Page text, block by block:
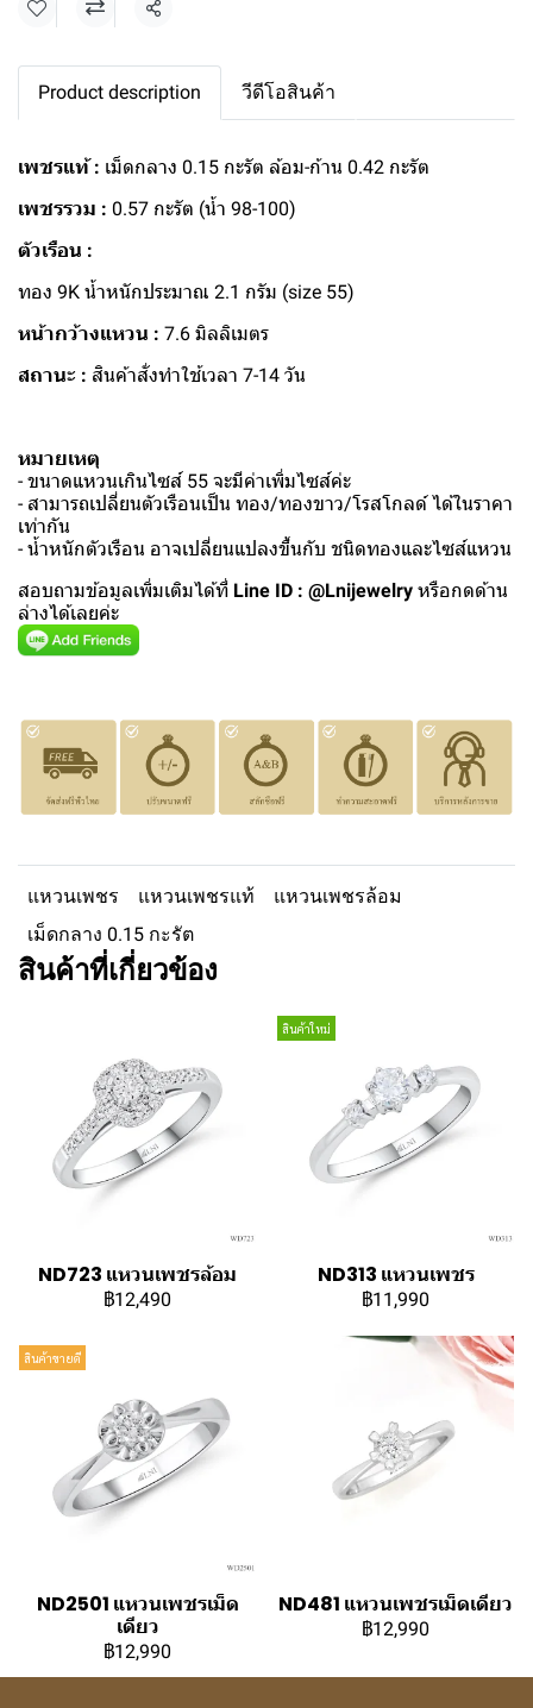
แชร์
Product description วีดีโอสินค้า
เพชรแท้ : เม็ดกลาง 0.15 กะรัต ล้อม-ก้าน 0.42 กะรัต
เพชรรวม : 0.57 กะรัต (น้ำ 98-100)
ตัวเรือน :
ทอง 9K น้ำหนักประมาณ 2.1 กรัม (size 55)
หน้ากว้างแหวน : 7.6 มิลลิเมตร
สถานะ : สินค้าสั่งทำใช้เวลา 7-14 วัน
หมายเหตุ
- ขนาดแหวนเกินไซส์ 55 จะมีค่าเพิ่มไซส์ค่ะ
- สามารถเปลี่ยนตัวเรือนเป็น ทอง/ทองขาว/โรสโกลด์ ได้ในราคา
เท่ากัน
- น้ำหนักตัวเรือน อาจเปลี่ยนแปลงขึ้นกับ ชนิดทองและไซส์แหวน
สอบถามข้อมูลเพิ่มเติมได้ที่ Line ID : @Lnijewelry หรือกดด้าน
ล่างได้เลยค่ะ
แหวนเพชร แหวนเพชรแท้
แหวนเพชรล้อม
เม็ดกลาง 0.15 กะรัต
สินค้าที่เกี่ยวข้อง
ND723 แหวนเพชรล้อม
฿12,490
สินค้าใหม่
ND313 แหวนเพชร
฿11,990
สินค้าขายดี
ND2501 แหวนเพชรเม็ด
เดียว
฿12,990
ND481 แหวนเพชรเม็ดเดียว
฿12,990